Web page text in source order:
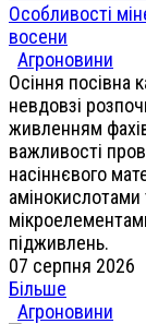
Особливості
восени
Агроновини
Осіння посівна
невдовзі
живленням
важливості
насіннєвого
підживлень.
07 серпня 2026
Більше
Агроновини